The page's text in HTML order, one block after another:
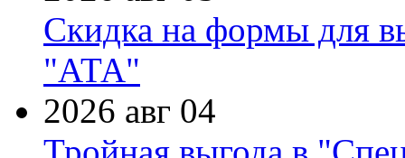
Скидка на формы для
"АТА"
2026 авг 04